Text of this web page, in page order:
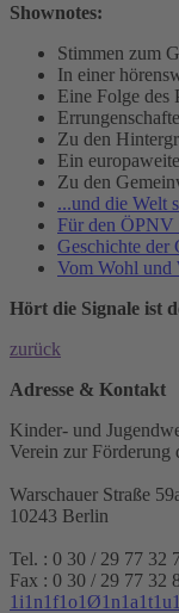
Shownotes:
Stimmen zum
In einer
Eine Folge des
Zu den
Ein
Zu den
...und die Welt
Für den ÖPNV
Geschichte der
Vom Wohl und
Hört die Signale ist
zurück
Adresse & Kontakt
Kinder- und
Verein zur Förderung
Warschauer Straße
10243 Berlin
Tel. : 0 30 / 29 77 32
Fax : 0 30 / 29 77 32
1 i1 n1 f1o1Ø1 n1a1t1u1